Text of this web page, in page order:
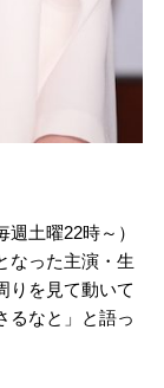
土曜22時～）
なった主演・生
りを見て動いて
るなと」と語っ